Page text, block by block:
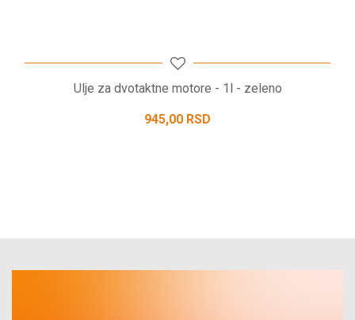
Ulje za dvotaktne motore - 1l - zeleno
945,00 RSD